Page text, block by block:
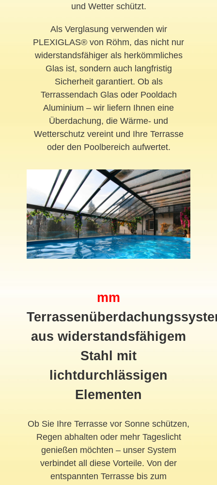
und Wetter schützt.
Als Verglasung verwenden wir
PLEXIGLAS® von Röhm, das nicht nur
widerstandsfähiger als herkömmliches
Glas ist, sondern auch langfristig
Sicherheit garantiert. Ob als
Terrassendach Glas oder Pooldach
Aluminium – wir liefern Ihnen eine
Überdachung, die Wärme- und
Wetterschutz vereint und Ihre Terrasse
oder den Poolbereich aufwertet.
mm
aus widerstandsfähigem
Stahl mit
lichtdurchlässigen
Elementen
Ob Sie Ihre Terrasse vor Sonne schützen,
Regen abhalten oder mehr Tageslicht
genießen möchten – unser System
verbindet all diese Vorteile. Von der
entspannten Terrasse bis zum